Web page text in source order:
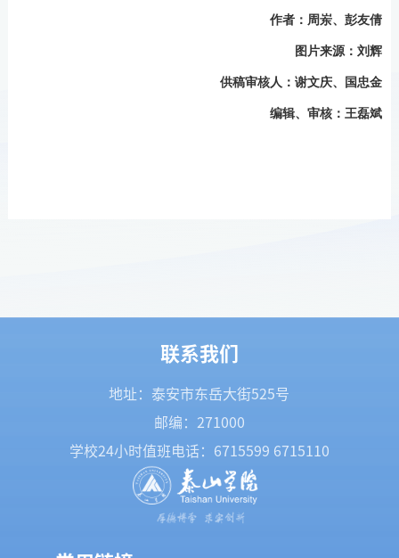
作者：周岽、彭友倩
图片来源：刘辉
供稿审核人：谢文庆、国忠金
编辑、审核：王磊斌
联系我们
地址：泰安市东岳大街525号
邮编：271000
学校24小时值班电话： 6715599 6715110